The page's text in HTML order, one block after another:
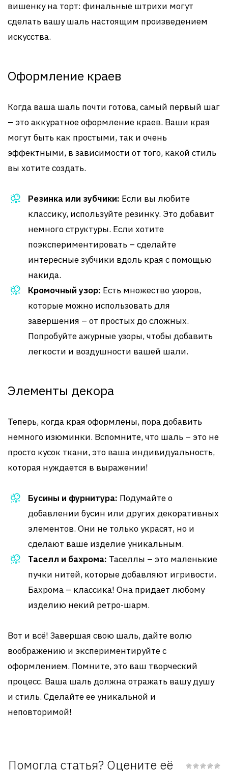
вишенку на торт: финальные штрихи могут
сделать вашу шаль настоящим произведением
искусства.
Оформление краев
Когда ваша шаль почти готова, самый первый шаг
– это аккуратное оформление краев. Ваши края
могут быть как простыми, так и очень
эффектными, в зависимости от того, какой стиль
вы хотите создать.
Резинка или зубчики: Если вы любите
классику, используйте резинку. Это добавит
немного структуры. Если хотите
поэкспериментировать – сделайте
интересные зубчики вдоль края с помощью
накида.
Кромочный узор: Есть множество узоров,
которые можно использовать для
завершения – от простых до сложных.
Попробуйте ажурные узоры, чтобы добавить
легкости и воздушности вашей шали.
Элементы декора
Теперь, когда края оформлены, пора добавить
немного изюминки. Вспомните, что шаль – это не
просто кусок ткани, это ваша индивидуальность,
которая нуждается в выражении!
Бусины и фурнитура: Подумайте о
добавлении бусин или других декоративных
элементов. Они не только украсят, но и
сделают ваше изделие уникальным.
Таселл и бахрома: Таселлы – это маленькие
пучки нитей, которые добавляют игривости.
Бахрома – классика! Она придает любому
изделию некий ретро-шарм.
Вот и всё! Завершая свою шаль, дайте волю
воображению и экспериментируйте с
оформлением. Помните, это ваш творческий
процесс. Ваша шаль должна отражать вашу душу
и стиль. Сделайте ее уникальной и
неповторимой!
Помогла статья? Оцените её